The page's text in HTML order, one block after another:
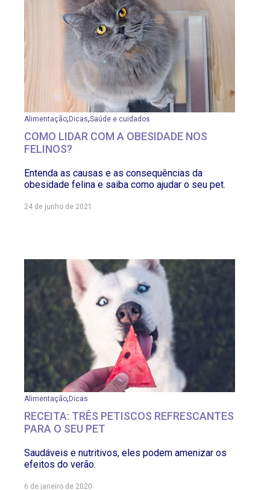
Alimentação,Dicas,Saúde e cuidados
COMO LIDAR COM A OBESIDADE NOS
FELINOS?
Entenda as causas e as consequências da
obesidade felina e saiba como ajudar o seu pet.
24 de junho de 2021
Alimentação,Dicas
RECEITA: TRÊS PETISCOS REFRESCANTES
PARA O SEU PET
Saudáveis e nutritivos, eles podem amenizar os
efeitos do verão.
6 de janeiro de 2020